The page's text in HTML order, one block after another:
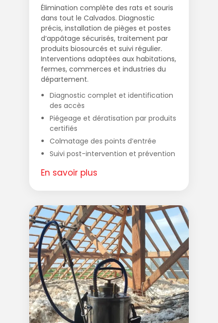
Élimination complète des rats et souris
dans tout le Calvados. Diagnostic
précis, installation de pièges et postes
d’appâtage sécurisés, traitement par
produits biosourcés et suivi régulier.
Interventions adaptées aux habitations,
fermes, commerces et industries du
département.
Diagnostic complet et identification
des accès
Piégeage et dératisation par produits
certifiés
Colmatage des points d’entrée
Suivi post-intervention et prévention
En savoir plus